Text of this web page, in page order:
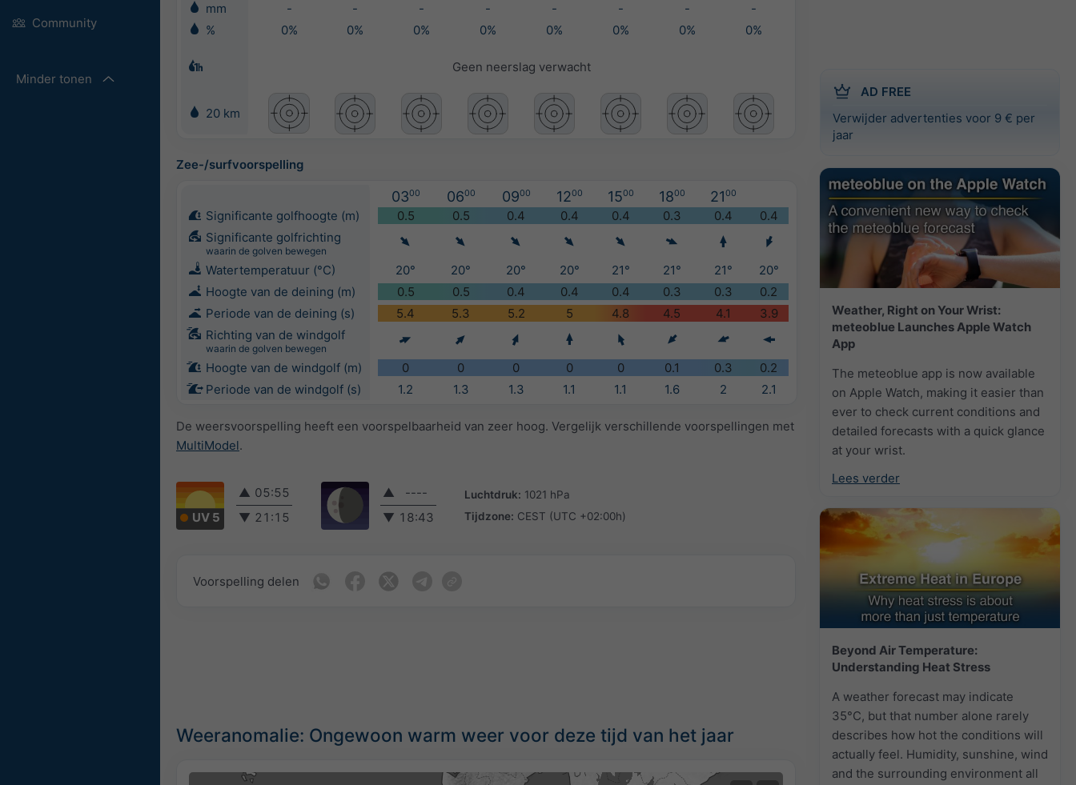
Community
Minder tonen
AD FREE
Verwijder advertenties voor 9 € per
jaar
Weather, Right on Your Wrist:
meteoblue Launches Apple Watch
App
The meteoblue app is now available
on Apple Watch, making it easier than
ever to check current conditions and
detailed forecasts with a quick glance
at your wrist.
Lees verder
Beyond Air Temperature:
Understanding Heat Stress
A weather forecast may indicate
35°C, but that number alone rarely
describes how hot the conditions will
actually feel. Humidity, sunshine, wind
and the surrounding environment all
mm
- - - - - - -
-
%
0% 0% 0% 0% 0% 0% 0% 0%
Geen neerslag verwacht
20 km
Zee-/surfvoorspelling
0300 0600 0900 1200 1500 1800 2100
Significante golfhoogte (m) 0.5 0.5 0.4 0.4 0.4 0.3 0.4
0.4
Significante golfrichting
waarin de golven bewegen
Watertemperatuur (°C) 20° 20° 20° 20° 21° 21° 21°
20°
Hoogte van de deining (m)
0.5 0.5 0.4 0.4 0.4 0.3 0.3
0.2
Periode van de deining (s)
5.4 5.3 5.2 5 4.8 4.5 4.1
3.9
Richting van de windgolf
waarin de golven bewegen
Hoogte van de windgolf (m) 0 0 0 0 0 0.1 0.3
0.2
Periode van de windgolf (s)
1.2 1.3 1.3 1.1 1.1 1.6 2 2.1
De weersvoorspelling heeft een voorspelbaarheid van zeer hoog. Vergelijk verschillende voorspellingen met
MultiModel.
UV 5
▲ 05:55
▼ 21:15
▲
----
▼ 18:43
Luchtdruk: 1021 hPa
Tijdzone: CEST (UTC +02:00h)
Voorspelling delen
Weeranomalie: Ongewoon warm weer voor deze tijd van het jaar